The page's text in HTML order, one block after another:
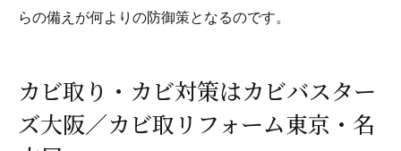
らの備えが何よりの防御策となるのです。
カビ取り・カビ対策はカビバスター
ズ大阪／カビ取リフォーム東京・名